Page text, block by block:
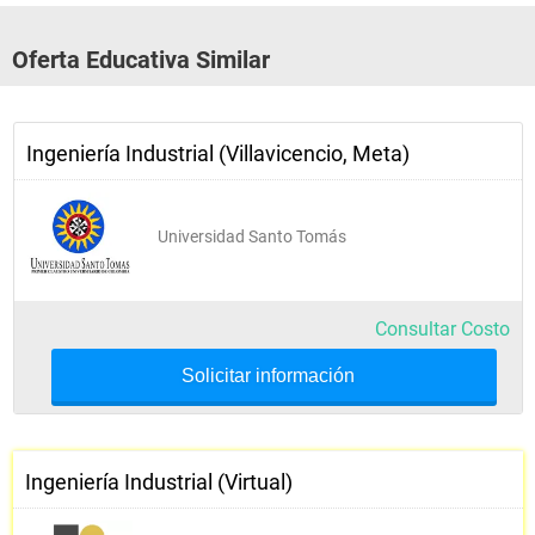
Administración y Org. Industrial
Matemáticas IV Met. Numéricos
Ingeniería de Métodos
Oferta Educativa Similar
Ingeniería Industrial (Villavicencio, Meta)
Universidad Santo Tomás
Consultar Costo
Solicitar información
Ingeniería Industrial (Virtual)